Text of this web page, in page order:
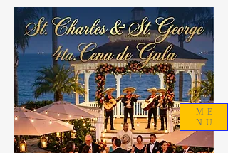
ME
NU